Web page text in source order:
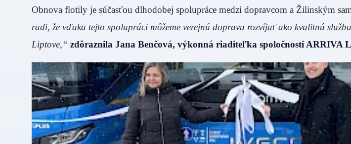
Obnova flotily je súčasťou dlhodobej spolupráce medzi dopravcom a Žilinským
radi, že vďaka tejto spolupráci môžeme verejnú dopravu rozvíjať ako kvalitnú
Liptove,“ zdôraznila Jana Benčová, výkonná riaditeľka spoločnosti ARRIVA